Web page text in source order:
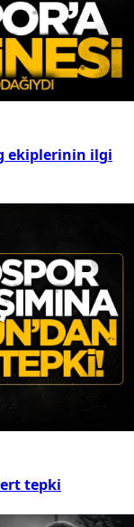
ekiplerinin ilgi
tepki